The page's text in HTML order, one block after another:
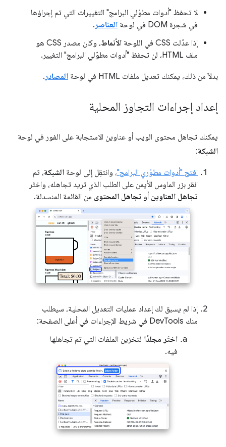
لا تحفظ "أدوات مطوّلي البرامج" التغييرات التي تم إجراؤها
في شجرة DOM في لوحة
العناصر .
إذا عدّلت CSS في اللوحة
الأنماط
، وكان مصدر CSS هو
ملف HTML، لن تحفظ "أدوات مطوّلي البرامج" التغيير.
بدلاً من ذلك، يمكنك تعديل ملفات HTML في لوحة المصادر .
إعداد إجراءات التجاوز المحلية
يمكنك تجاهل محتوى الويب أو عناوين الاستجابة على الفور في لوحة
الشبكة:
افتح "أدوات مطوّري البرامج"، وانتقِل إلى لوحة الشبكة، ثم
انقر بزر الماوس الأيمن على الطلب الذي تريد تجاهله، واختَر
تجاهل العناوين أو تجاهل المحتوى من القائمة المنسدلة.
إذا لم يسبق لك إعداد عمليات التعديل المحلية، سيطلب
منك DevTools في شريط الإجراءات في أعلى الصفحة:
اختَر مجلدًا لتخزين الملفات التي تم تجاهلها
فيه.